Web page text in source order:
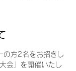
の方2名をお招きし
会」を開催いたし